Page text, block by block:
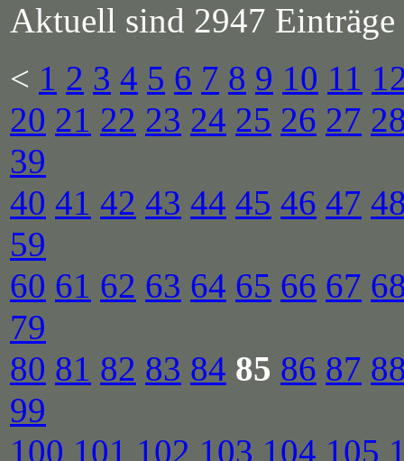
Aktuell sind 2947 Einträge
< 1 2 3 4 5 6 7 8 9 10 11
20 21 22 23 24 25 26 27
39
40 41 42 43 44 45 46 47
59
60 61 62 63 64 65 66 67
79
80 81 82 83 84 85 86 87
99
100 101 102 103 104 105